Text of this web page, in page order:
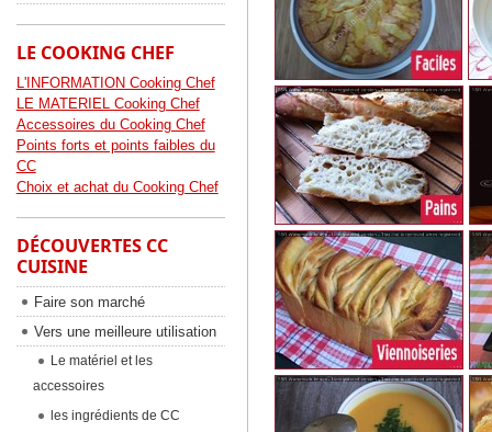
LE COOKING CHEF
L'INFORMATION Cooking Chef
LE MATERIEL Cooking Chef
Accessoires du Cooking Chef
Points forts et points faibles du
CC
Choix et achat du Cooking Chef
DÉCOUVERTES CC
CUISINE
Faire son marché
Vers une meilleure utilisation
Le matériel et les
accessoires
les ingrédients de CC